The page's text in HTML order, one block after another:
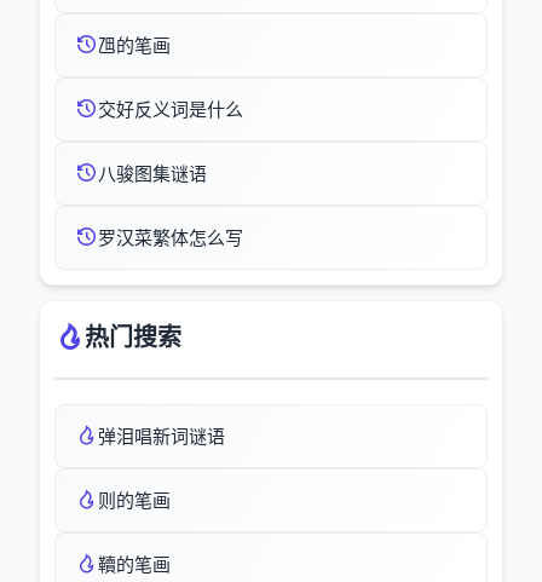
乪的笔画
交好反义词是什么
八骏图集谜语
罗汉菜繁体怎么写
热门搜索
弹泪唱新词谜语
则的笔画
韇的笔画